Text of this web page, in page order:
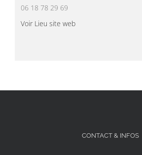
06 18 78 29 69
Voir Lieu site web
CONTACT & INFOS